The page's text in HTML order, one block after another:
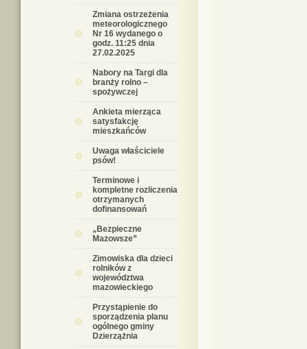
Zmiana ostrzeżenia
meteorologicznego
Nr 16 wydanego o
godz. 11:25 dnia
27.02.2025
Nabory na Targi dla
branży rolno –
spożywczej
Ankieta mierząca
satysfakcję
mieszkańców
Uwaga właściciele
psów!
Terminowe i
kompletne rozliczenia
otrzymanych
dofinansowań
„Bezpieczne
Mazowsze”
Zimowiska dla dzieci
rolników z
województwa
mazowieckiego
Przystąpienie do
sporządzenia planu
ogólnego gminy
Dzierzążnia